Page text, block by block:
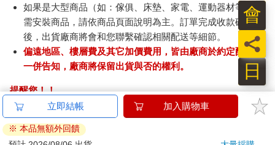
如果是大型商品（如：傢俱、床墊、家電、運動器材等）及
需安裝商品，請依商品頁面說明為主。訂單完成收款確認
後，出貨廠商將會和您聯繫確認相關配送等細節。
偏遠地區、樓層費及其它加價費用，皆由廠商於約定配送時
一併告知，廠商將保留出貨與否的權利。
提醒您！！
金石堂及銀行均不會請您操作ATM! 如接獲電話要求您前往
ATM提款機，請不要聽從指示，以免受騙上當！
日
員
會